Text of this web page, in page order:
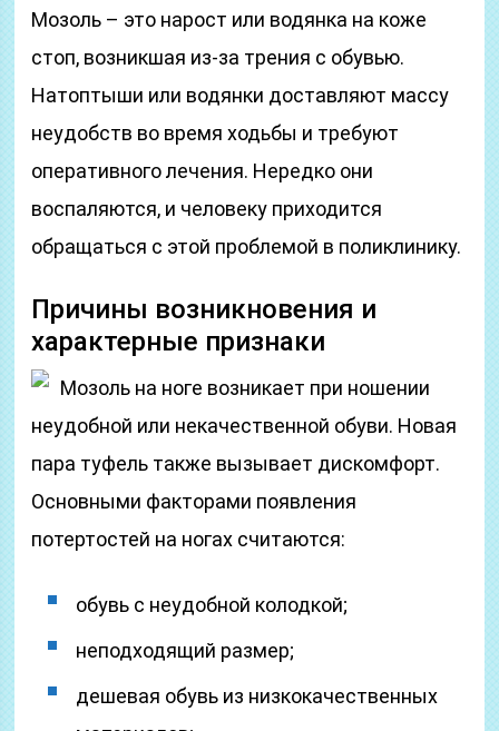
Мозоль – это нарост или водянка на коже
стоп, возникшая из-за трения с обувью.
Натоптыши или водянки доставляют массу
неудобств во время ходьбы и требуют
оперативного лечения. Нередко они
воспаляются, и человеку приходится
обращаться с этой проблемой в поликлинику.
Причины возникновения и
характерные признаки
Мозоль на ноге возникает при ношении
неудобной или некачественной обуви. Новая
пара туфель также вызывает дискомфорт.
Основными факторами появления
потертостей на ногах считаются:
обувь с неудобной колодкой;
неподходящий размер;
дешевая обувь из низкокачественных